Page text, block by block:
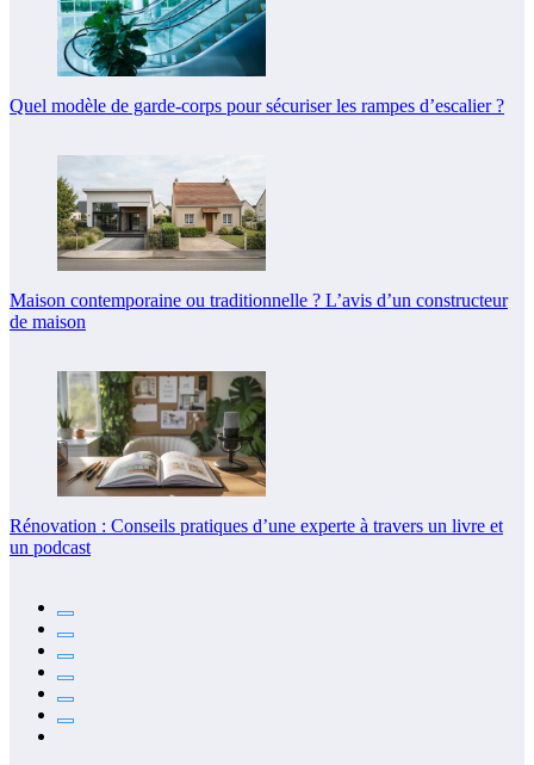
Quel modèle de garde-corps pour sécuriser les rampes d’escalier ?
Maison contemporaine ou traditionnelle ? L’avis d’un constructeur
de maison
Rénovation : Conseils pratiques d’une experte à travers un livre et
un podcast